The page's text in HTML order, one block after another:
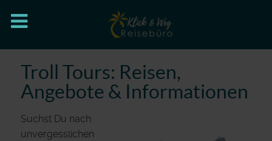
Troll Tours: Reisen,
Angebote & Informationen
Suchst Du nach
unvergesslichen